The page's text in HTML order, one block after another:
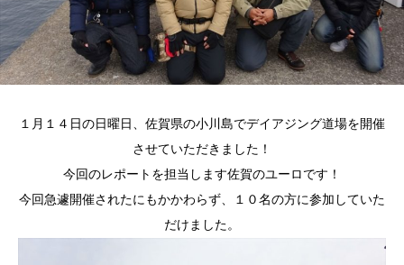
１月１４日の日曜日、佐賀県の小川島でデイアジング道場を開催
させていただきました！
今回のレポートを担当します佐賀のユーロです！
今回急遽開催されたにもかかわらず、１０名の方に参加していた
だけました。